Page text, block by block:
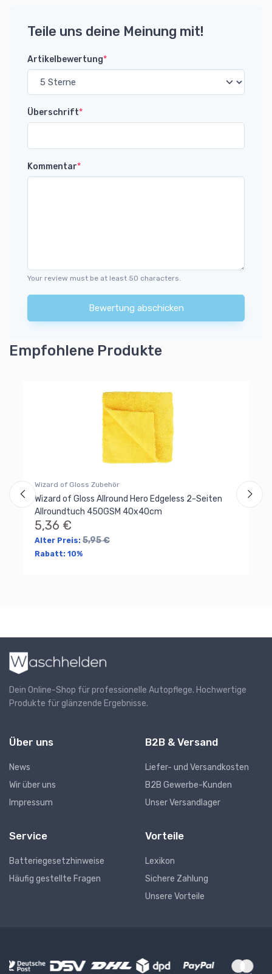
Teile uns deine Meinung mit!
Artikelbewertung*
Überschrift*
Kommentar*
Your review must be at least 50 characters.
Bewertung abschicken
Empfohlene Produkte
Wizard of Gloss Zubehör
Wizard of Gloss Allround Hero Edgeless 2-Seiten
Allroundtuch 450GSM 40x40cm
5,36 €
Alter Preis: 5,95 €
Rabatt: 10%
Dein Online-Shop für professionelle Autopflege. Hochwertige
Produkte für glänzende Ergebnisse.
Über uns
News
Wir über uns
Impressum
B2B & Versand
Liefer- und Versandkosten
B2B Gewerbe-Kunden
Unser Versandlager
Service
Batteriegesetzhinweise
Häufig gestellte Fragen
Vorteile
Lexikon
Sichere Zahlung
Unsere Vorteile